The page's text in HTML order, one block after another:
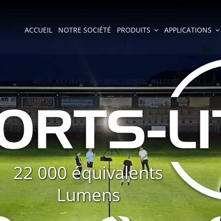
ACCUEIL NOTRE SOCIÉTÉ PRODUITS APPLICATIONS
22 000 équivalents
Lumens